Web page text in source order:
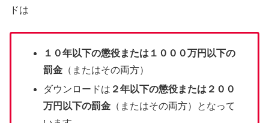
ドは
１０年以下の懲役または１０００万円以下の
罰金 （またはその両方）
ダウンロードは ２年以下の懲役または２００
万円以下の罰金 （またはその両方）となって